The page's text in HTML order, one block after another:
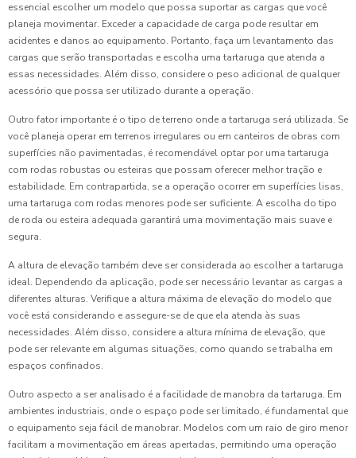
essencial escolher um modelo que possa suportar as cargas que você
planeja movimentar. Exceder a capacidade de carga pode resultar em
acidentes e danos ao equipamento. Portanto, faça um levantamento das
cargas que serão transportadas e escolha uma tartaruga que atenda a
essas necessidades. Além disso, considere o peso adicional de qualquer
acessório que possa ser utilizado durante a operação.
Outro fator importante é o tipo de terreno onde a tartaruga será utilizada. Se
você planeja operar em terrenos irregulares ou em canteiros de obras com
superfícies não pavimentadas, é recomendável optar por uma tartaruga
com rodas robustas ou esteiras que possam oferecer melhor tração e
estabilidade. Em contrapartida, se a operação ocorrer em superfícies lisas,
uma tartaruga com rodas menores pode ser suficiente. A escolha do tipo
de roda ou esteira adequada garantirá uma movimentação mais suave e
segura.
A altura de elevação também deve ser considerada ao escolher a tartaruga
ideal. Dependendo da aplicação, pode ser necessário levantar as cargas a
diferentes alturas. Verifique a altura máxima de elevação do modelo que
você está considerando e assegure-se de que ela atenda às suas
necessidades. Além disso, considere a altura mínima de elevação, que
pode ser relevante em algumas situações, como quando se trabalha em
espaços confinados.
Outro aspecto a ser analisado é a facilidade de manobra da tartaruga. Em
ambientes industriais, onde o espaço pode ser limitado, é fundamental que
o equipamento seja fácil de manobrar. Modelos com um raio de giro menor
facilitam a movimentação em áreas apertadas, permitindo uma operação